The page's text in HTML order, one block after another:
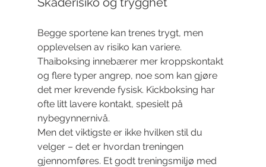
Begge sportene kan trenes trygt, men
opplevelsen av risiko kan variere.
Thaiboksing innebærer mer kroppskontakt
og flere typer angrep, noe som kan gjøre
det mer krevende fysisk. Kickboksing har
ofte litt lavere kontakt, spesielt på
nybegynnernivå.
Men det viktigste er ikke hvilken stil du
velger – det er hvordan treningen
gjennomføres. Et godt treningsmiljø med